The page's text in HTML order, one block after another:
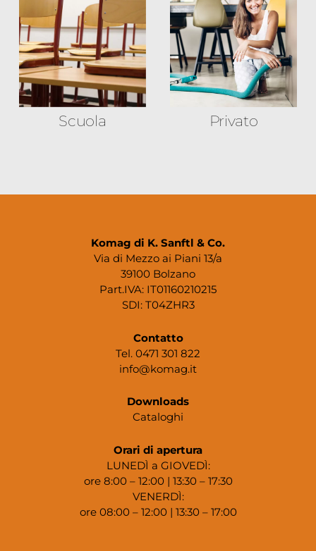
Scuola Privato
Komag di K. Sanftl & Co.
Via di Mezzo ai Piani 13/a
39100 Bolzano
Part.IVA: IT01160210215
SDI: T04ZHR3
Contatto
Tel. 0471 301 822
info@komag.it
Downloads
Cataloghi
Orari di apertura
LUNEDÌ a GIOVEDÌ:
ore 8:00 – 12:00 | 13:30 – 17:30
VENERDÌ:
ore 08:00 – 12:00 | 13:30 – 17:00